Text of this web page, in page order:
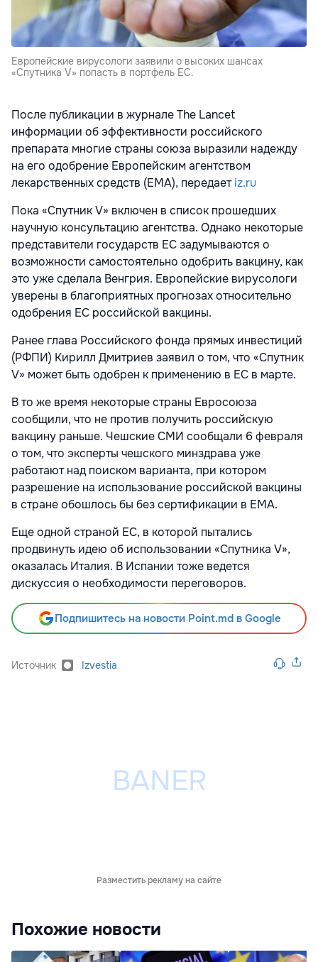
Европейские вирусологи заявили о высоких шансах
«Спутника V» попасть в портфель ЕС.
После публикации в журнале The Lancet
информации об эффективности российского
препарата многие страны союза выразили надежду
на его одобрение Европейским агентством
лекарственных средств (EMA), передаетiz.ru
Пока «Спутник V» включен в список прошедших
научную консультацию агентства. Однако некоторые
представители государств ЕС задумываются о
возможности самостоятельно одобрить вакцину, как
это уже сделала Венгрия. Европейские вирусологи
уверены в благоприятных прогнозах относительно
одобрения ЕС российской вакцины.
Ранее глава Российского фонда прямых инвестиций
(РФПИ) Кирилл Дмитриев заявил о том, что «Спутник
V» может быть одобрен к применению в ЕС в марте.
В то же время некоторые страны Евросоюза
сообщили, что не против получить российскую
вакцину раньше. Чешские СМИ сообщали 6 февраля
о том, что эксперты чешского минздрава уже
работают над поиском варианта, при котором
разрешение на использование российской вакцины
в стране обошлось бы без сертификации в ЕМА.
Еще одной страной ЕС, в которой пытались
продвинуть идею об использовании «Спутника V»,
оказалась Италия. В Испании тоже ведется
дискуссия о необходимости переговоров.
Подпишитесь на новости Point.md в Google
Источник Izvestia
Разместить рекламу на сайте
Похожие новости